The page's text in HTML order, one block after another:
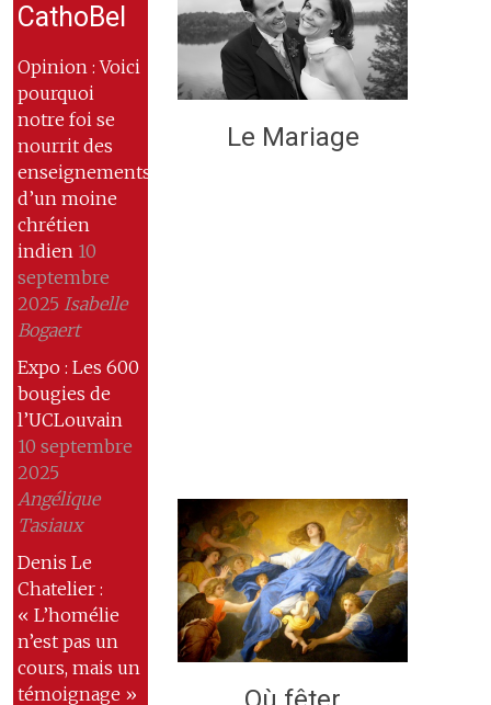
CathoBel
Opinion : Voici
pourquoi
notre foi se
nourrit des
enseignements
d’un moine
chrétien
indien 10
septembre
2025 Isabelle
Bogaert
Expo : Les 600
bougies de
l’UCLouvain
10 septembre
2025
Angélique
Tasiaux
Denis Le
Chatelier :
« L’homélie
n’est pas un
cours, mais un
témoignage »
Le Mariage